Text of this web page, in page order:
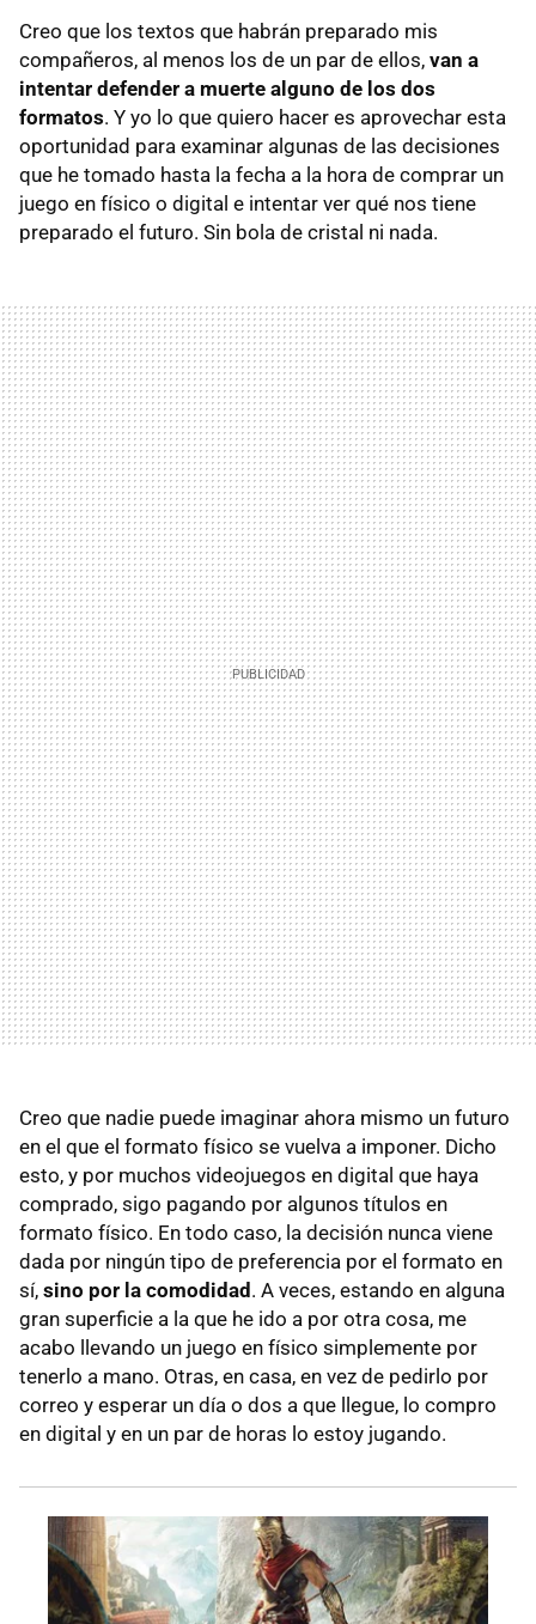
Creo que los textos que habrán preparado mis
compañeros, al menos los de un par de ellos, van a
intentar defender a muerte alguno de los dos
formatos. Y yo lo que quiero hacer es aprovechar esta
oportunidad para examinar algunas de las decisiones
que he tomado hasta la fecha a la hora de comprar un
juego en físico o digital e intentar ver qué nos tiene
preparado el futuro. Sin bola de cristal ni nada.
Creo que nadie puede imaginar ahora mismo un futuro
en el que el formato físico se vuelva a imponer. Dicho
esto, y por muchos videojuegos en digital que haya
comprado, sigo pagando por algunos títulos en
formato físico. En todo caso, la decisión nunca viene
dada por ningún tipo de preferencia por el formato en
sí, sino por la comodidad. A veces, estando en alguna
gran superficie a la que he ido a por otra cosa, me
acabo llevando un juego en físico simplemente por
tenerlo a mano. Otras, en casa, en vez de pedirlo por
correo y esperar un día o dos a que llegue, lo compro
en digital y en un par de horas lo estoy jugando.